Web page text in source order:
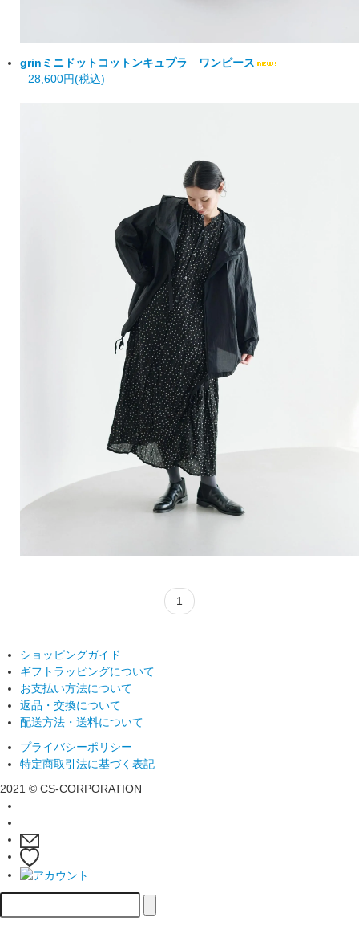
grin ミニドットコットンキュプラ ワンピース
28,600円(税込)
1
ショッピングガイド
ギフトラッピングについて
お支払い方法について
返品・交換について
配送方法・送料について
プライバシーポリシー
特定商取引法に基づく表記
2021 © CS-CORPORATION